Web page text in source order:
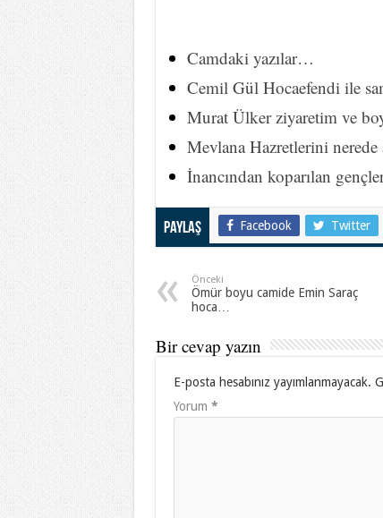
Camdaki yazılar…
Cemil Gül Hocaefendi ile
Murat Ülker ziyaretim ve
Mevlana Hazretlerini nerede
İnancından koparılan
Paylaş Facebook Twitter
Önceki
Ömür boyu camide Emin Saraç
hoca…
Bir cevap yazın
E-posta hesabınız yayımlanmayacak.
Yorum *